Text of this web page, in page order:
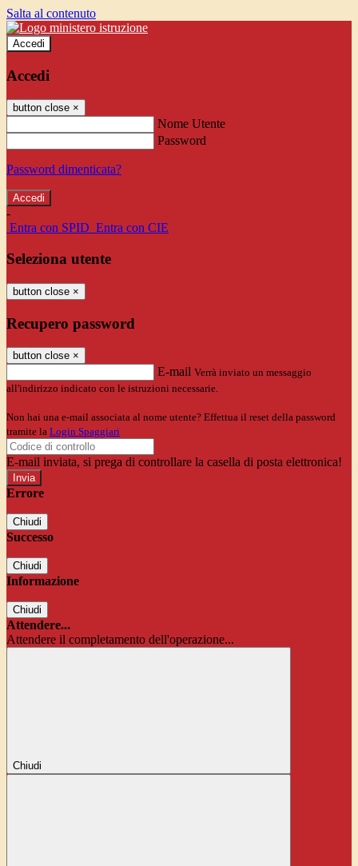
Salta al contenuto
Accedi
Accedi
button close ×
Nome Utente
Password
Password dimenticata?
-
Entra con SPID Entra con CIE
Seleziona utente
button close ×
Recupero password
button close ×
E-mail Verrà inviato un messaggio
all'indirizzo indicato con le istruzioni necessarie.
Non hai una e-mail associata al nome utente? Effettua il reset della password
tramite la Login Spaggiari
E-mail inviata, si prega di controllare la casella di posta elettronica!
Errore
Chiudi
Successo
Chiudi
Informazione
Chiudi
Attendere...
Attendere il completamento dell'operazione...
Chiudi